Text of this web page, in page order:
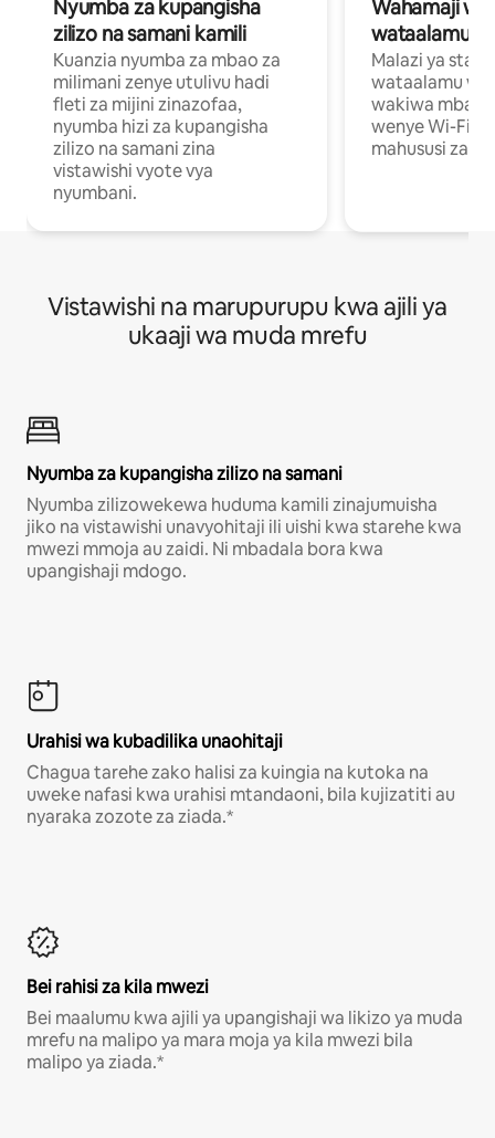
Nyumba za kupangisha
zilizo na samani kamili
Kuanzia nyumba za mbao za
milimani zenye utulivu hadi
fleti za mijini zinazofaa,
nyumba hizi za kupangisha
zilizo na samani zina
vistawishi vyote vya
nyumbani.
Wahamaji
wataalamu
Malazi ya
wataalamu
wakiwa mbali
wenye Wi-Fi
mahususi za
Vistawishi na marupurupu kwa ajili ya
ukaaji wa muda mrefu
Nyumba za kupangisha zilizo na samani
Nyumba zilizowekewa huduma kamili zinajumuisha
jiko na vistawishi unavyohitaji ili uishi kwa starehe kwa
mwezi mmoja au zaidi. Ni mbadala bora kwa
upangishaji mdogo.
Urahisi wa kubadilika unaohitaji
Chagua tarehe zako halisi za kuingia na kutoka na
uweke nafasi kwa urahisi mtandaoni, bila kujizatiti au
nyaraka zozote za ziada.*
Bei rahisi za kila mwezi
Bei maalumu kwa ajili ya upangishaji wa likizo ya muda
mrefu na malipo ya mara moja ya kila mwezi bila
malipo ya ziada.*